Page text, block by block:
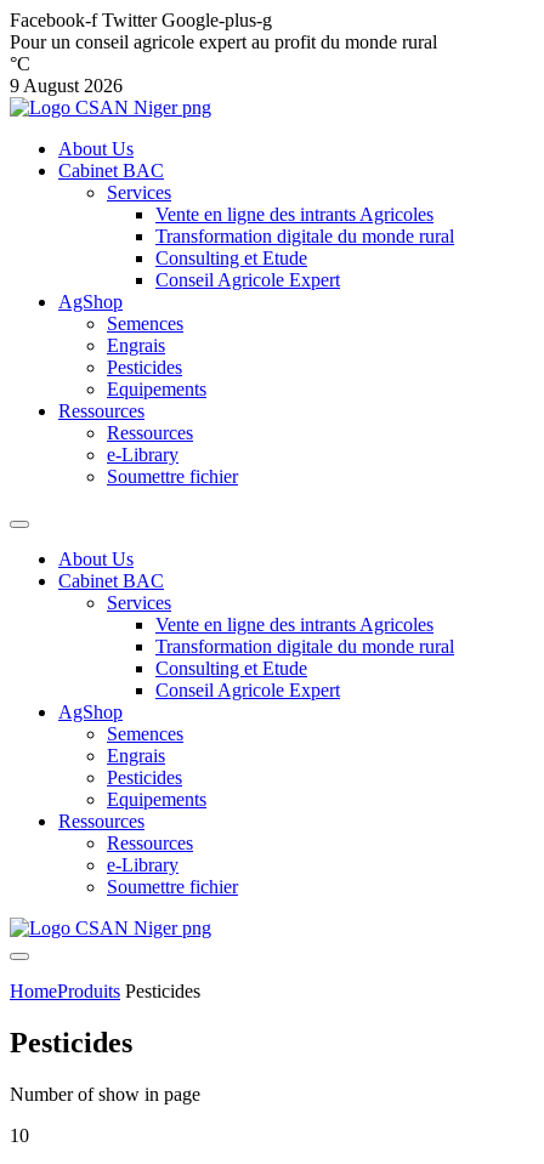
Facebook-f Twitter Google-plus-g
Pour un conseil agricole expert au profit du monde rural
°C
9 August 2026
About Us
Cabinet BAC
Services
Vente en ligne des intrants Agricoles
Transformation digitale du monde rural
Consulting et Etude
Conseil Agricole Expert
AgShop
Semences
Engrais
Pesticides
Equipements
Ressources
Ressources
e-Library
Soumettre fichier
About Us
Cabinet BAC
Services
Vente en ligne des intrants Agricoles
Transformation digitale du monde rural
Consulting et Etude
Conseil Agricole Expert
AgShop
Semences
Engrais
Pesticides
Equipements
Ressources
Ressources
e-Library
Soumettre fichier
HomeProduits Pesticides
Pesticides
Number of show in page
10